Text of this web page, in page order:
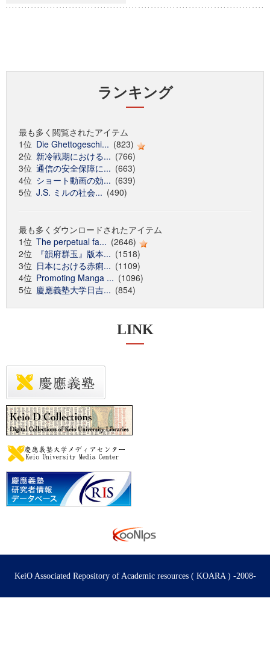
ランキング
最も多く閲覧されたアイテム
1位 Die Ghettogeschi... (823)
2位 新冷戦期における... (766)
3位 通信の安全保障に... (663)
4位 ショート動画の効... (639)
5位 J.S. ミルの社会... (490)
最も多くダウンロードされたアイテム
1位 The perpetual fa... (2646)
2位
『韻府群玉』版本... (1518)
3位 日本における赤痢... (1109)
4位 Promoting Manga ... (1096)
5位 慶應義塾大学日吉... (854)
LINK
KeiO Associated Repository of Academic resources ( KOARA ) -2008-